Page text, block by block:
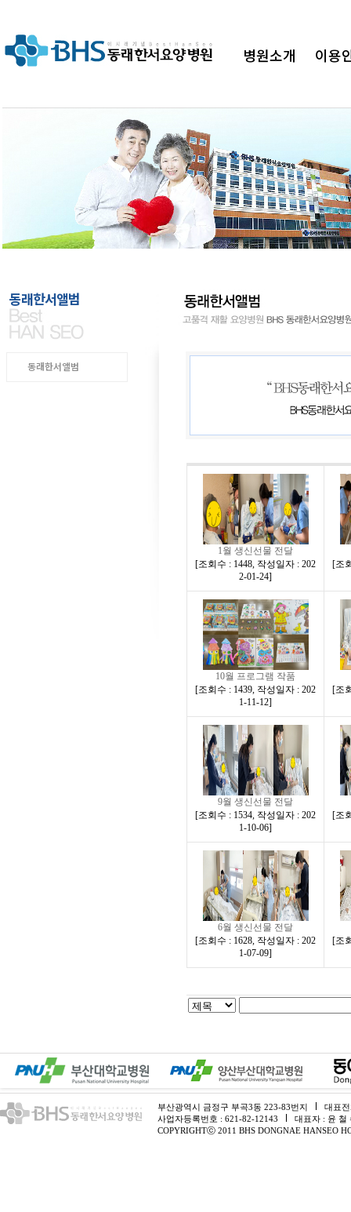
병원소개 이용
BHS 동래한서요양병원이 함께하겠
동래한서앨범
동래한서앨범
1월 생신선물 전달
[조회수 : 1448, 작성일자 : 202
2-01-24]
[조
10월 프로그램 작품
[조회수 : 1439, 작성일자 : 202
1-11-12]
[조
9월 생신선물 전달
[조회수 : 1534, 작성일자 : 202
1-10-06]
[조
6월 생신선물 전달
[조회수 : 1628, 작성일자 : 202
1-07-09]
[조
부산광역시 금정구 부곡3동 223-83번지
대표
사업자등록번호 : 621-82-12143
대표자 : 윤 철
COPYRIGHTⓒ 2011 BHS DONGNAE HANSEO